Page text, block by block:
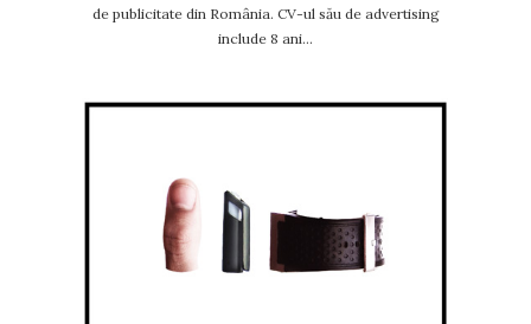
de publicitate din România. CV-ul său de advertising
include 8 ani…